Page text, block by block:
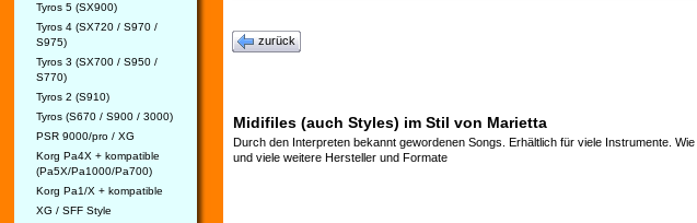
Tyros 5 (SX900)
Tyros 4 (SX720 / S970 /
S975)
Tyros 3 (SX700 / S950 /
S770)
Tyros 2 (S910)
Tyros (S670 / S900 / 3000)
PSR 9000/pro / XG
Korg Pa4X + kompatible
(Pa5X/Pa1000/Pa700)
Korg Pa1/X + kompatible
XG / SFF Style
zurück
Midifiles (auch Styles) im Stil von Marietta
Durch den Interpreten bekannt gewordenen Songs. Erhältlich für viele Instrumente. Wie
und viele weitere Hersteller und Formate